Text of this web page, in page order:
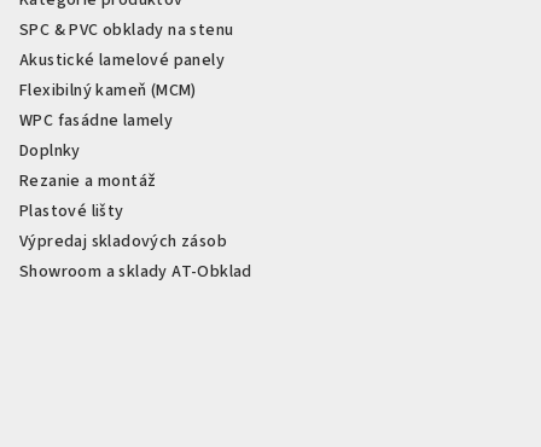
SPC & PVC obklady na stenu
Akustické lamelové panely
Flexibilný kameň (MCM)
WPC fasádne lamely
Doplnky
Rezanie a montáž
Plastové lišty
Výpredaj skladových zásob
Showroom a sklady AT-Obklad